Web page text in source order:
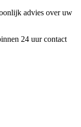
advies over uw
24 uur contact